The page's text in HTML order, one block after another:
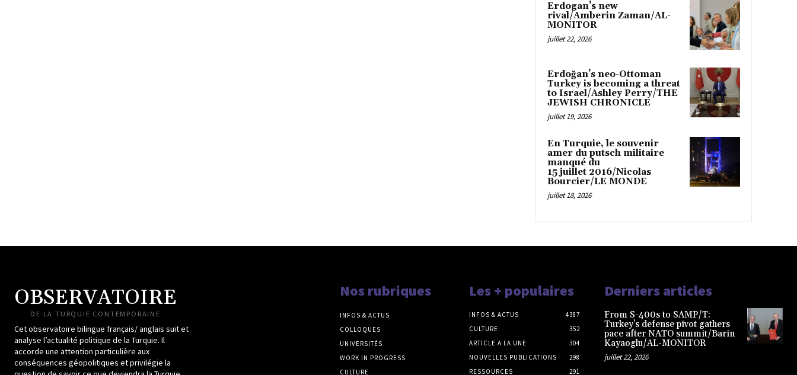
Erdogan’s new
rival/Amberin Zaman/AL-
MONITOR
juillet 22, 2026
Erdoğan’s neo-Ottoman
Turkey is becoming a threat
to Israel/Ashley Perry/THE
JEWISH CHRONICLE
juillet 19, 2026
En Turquie, le souvenir
amer du putsch militaire
manqué du
15 juillet 2016/Nicolas
Bourcier/LE MONDE
juillet 18, 2026
OBSERVATOIRE
DE LA TURQUIE CONTEMPORAINE
Cet observatoire bilingue français/ anglais suit et
analyse l’actualité politique de la Turquie. Il
accorde une attention particulière aux
conséquences géopolitiques et privilégie la
Nos rubriques
INFOS & ACTUS
COLLOQUES
UNIVERSITÉS
WORK IN PROGRESS
CULTURE
Les + populaires
INFOS & ACTUS
4387
CULTURE
352
ARTICLE A LA UNE
304
NOUVELLES PUBLICATIONS
298
RESSOURCES
291
Derniers articles
From S-400s to SAMP/T:
Turkey’s defense pivot gathers
pace after NATO summit/Barin
Kayaoglu/AL-MONITOR
juillet 22, 2026